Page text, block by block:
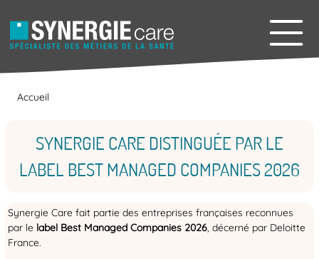
Accueil
SYNERGIE CARE DISTINGUÉE PAR LE
LABEL BEST MANAGED COMPANIES 2026
Synergie Care fait partie des entreprises françaises reconnues
par le label Best Managed Companies 2026, décerné par Deloitte
France.